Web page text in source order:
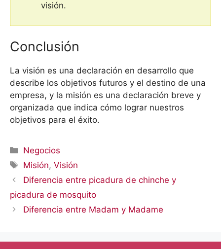
visión.
Conclusión
La visión es una declaración en desarrollo que
describe los objetivos futuros y el destino de una
empresa, y la misión es una declaración breve y
organizada que indica cómo lograr nuestros
objetivos para el éxito.
Categorías
Negocios
Etiquetas
Misión,Visión
Diferencia entre picadura de chinche y
picadura de mosquito
Diferencia entre Madam y Madame